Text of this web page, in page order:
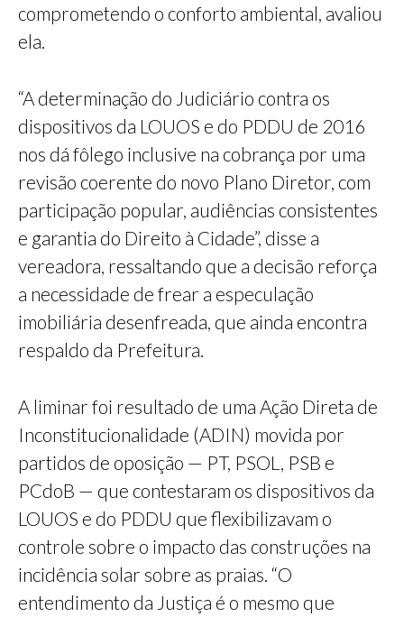
comprometendo o conforto ambiental, avaliou
ela.
“A determinação do Judiciário contra os
dispositivos da LOUOS e do PDDU de 2016
nos dá fôlego inclusive na cobrança por uma
revisão coerente do novo Plano Diretor, com
participação popular, audiências consistentes
e garantia do Direito à Cidade”, disse a
vereadora, ressaltando que a decisão reforça
a necessidade de frear a especulação
imobiliária desenfreada, que ainda encontra
respaldo da Prefeitura.
A liminar foi resultado de uma Ação Direta de
Inconstitucionalidade (ADIN) movida por
partidos de oposição — PT, PSOL, PSB e
PCdoB — que contestaram os dispositivos da
LOUOS e do PDDU que flexibilizavam o
controle sobre o impacto das construções na
incidência solar sobre as praias. “O
entendimento da Justiça é o mesmo que